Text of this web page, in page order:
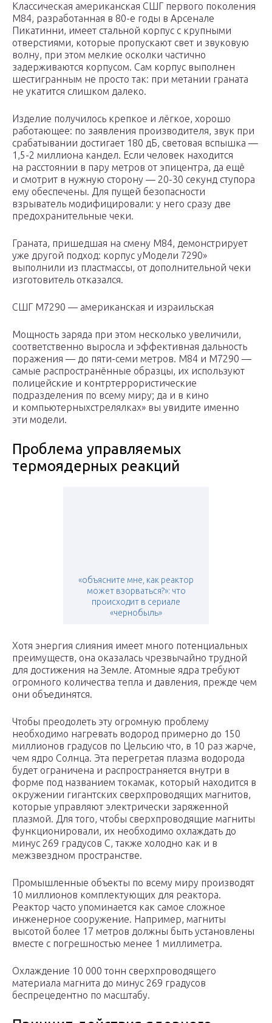
Классическая американская СШГ первого поколения
М84, разработанная в 80-е годы в Арсенале
Пикатинни, имеет стальной корпус с крупными
отверстиями, которые пропускают свет и звуковую
волну, при этом мелкие осколки частично
задерживаются корпусом. Сам корпус выполнен
шестигранным не просто так: при метании граната
не укатится слишком далеко.
Изделие получилось крепкое и лёгкое, хорошо
работающее: по заявления производителя, звук при
срабатывании достигает 180 дБ, световая вспышка —
1,5-2 миллиона кандел. Если человек находится
на расстоянии в пару метров от эпицентра, да ещё
и смотрит в нужную сторону — 20-30 секунд ступора
ему обеспечены. Для пущей безопасности
взрыватель модифицировали: у него сразу две
предохранительные чеки.
Граната, пришедшая на смену M84, демонстрирует
уже другой подход: корпус уМодели 7290»
выполнили из пластмассы, от дополнительной чеки
изготовитель отказался.
СШГ М7290 — американская и израильская
Мощность заряда при этом несколько увеличили,
соответственно выросла и эффективная дальность
поражения — до пяти-семи метров. М84 и М7290 —
самые распространённые образцы, их используют
полицейские и контртеррористические
подразделения по всему миру; да и в кино
и компьютерныхстрелялках» вы увидите именно
эти модели.
Проблема управляемых
термоядерных реакций
«объясните мне, как реактор
может взорваться?»: что
происходит в сериале
«чернобыль»
Хотя энергия слияния имеет много потенциальных
преимуществ, она оказалась чрезвычайно трудной
для достижения на Земле. Атомные ядра требуют
огромного количества тепла и давления, прежде чем
они объединятся.
Чтобы преодолеть эту огромную проблему
необходимо нагревать водород примерно до 150
миллионов градусов по Цельсию что, в 10 раз жарче,
чем ядро Солнца. Эта перегретая плазма водорода
будет ограничена и распространяется внутри в
форме под названием токамак, который находится в
окружении гигантских сверхпроводящих магнитов,
которые управляют электрически заряженной
плазмой. Для того, чтобы сверхпроводящие магниты
функционировали, их необходимо охлаждать до
минус 269 градусов C, также холодно как и в
межзвездном пространстве.
Промышленные объекты по всему миру производят
10 миллионов комплектующих для реактора.
Реактор часто упоминается как самое сложное
инженерное сооружение. Например, магниты
высотой более 17 метров должны быть установлены
вместе с погрешностью менее 1 миллиметра.
Охлаждение 10 000 тонн сверхпроводящего
материала магнита до минус 269 градусов
беспрецедентно по масштабу.